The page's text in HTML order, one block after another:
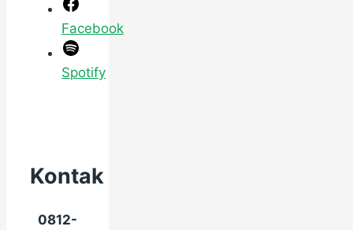
Facebook
Spotify
Kontak
0812-